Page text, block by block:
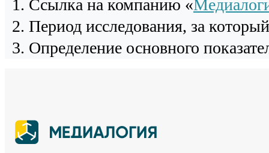
Cсылка на компанию «
Период исследования, за
Определение основного